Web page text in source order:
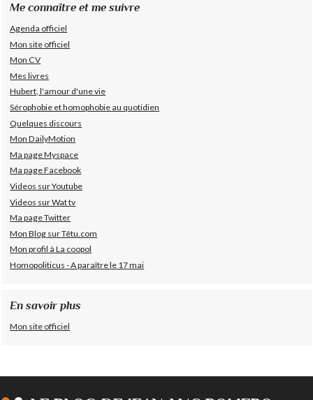
Me connaître et me suivre
Agenda officiel
Mon site officiel
Mon CV
Mes livres
Hubert, l'amour d'une vie
Sérophobie et homophobie au quotidien
Quelques discours
Mon DailyMotion
Ma page Myspace
Ma page Facebook
Videos sur Youtube
Videos sur Wat tv
Ma page Twitter
Mon Blog sur Têtu.com
Mon profil à La coopol
Homopoliticus - A paraître le 17 mai
En savoir plus
Mon site officiel